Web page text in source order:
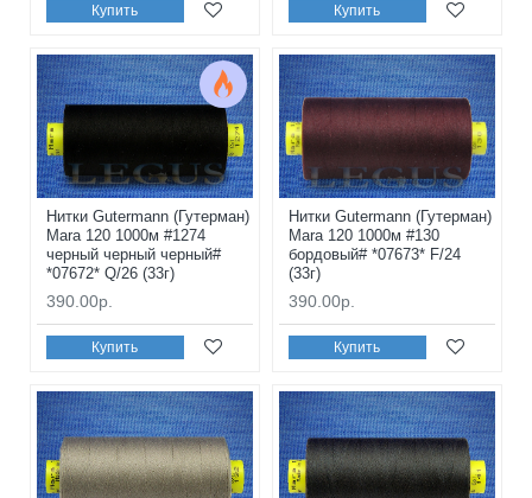
Купить Купить
Нитки Gutermann (Гутерман)
Mara 120 1000м #1274
черный черный черный#
*07672* Q/26 (33г)
390.00р.
Купить
Нитки Gutermann (Гутерман)
Mara 120 1000м #130
бордовый# *07673* F/24
(33г)
390.00р.
Купить